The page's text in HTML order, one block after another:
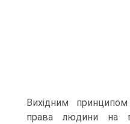
Вихідним
права людини на